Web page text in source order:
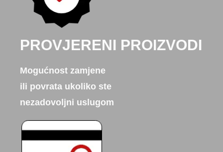
PROVJERENI PROIZVODI
Mogućnost zamjene
ili povrata ukoliko ste
nezadovoljni uslugom